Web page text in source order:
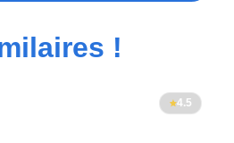
!
4.5